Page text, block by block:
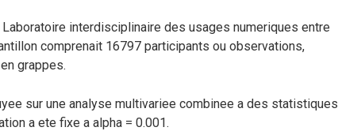
Laboratoire interdisciplinaire des usages numeriques entre
comprenait 16797 participants ou observations,
grappes.
sur une analyse multivariee combinee a des statistiques
a ete fixe a alpha = 0.001.